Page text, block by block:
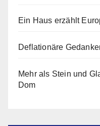
Ein Haus erzählt
Deflationäre
Mehr als Stein und
Dom